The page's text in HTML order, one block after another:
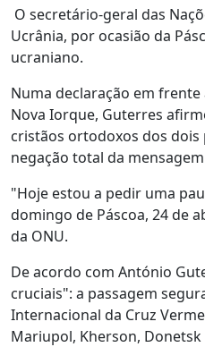
O secretário-geral das
Ucrânia, por ocasião da
ucraniano.
Numa declaração em
Nova Iorque, Guterres
cristãos ortodoxos dos dois
negação total da
"Hoje estou a pedir uma
domingo de Páscoa, 24 de
da ONU.
De acordo com António
cruciais": a passagem
Internacional da Cruz
Mariupol, Kherson, Donetsk